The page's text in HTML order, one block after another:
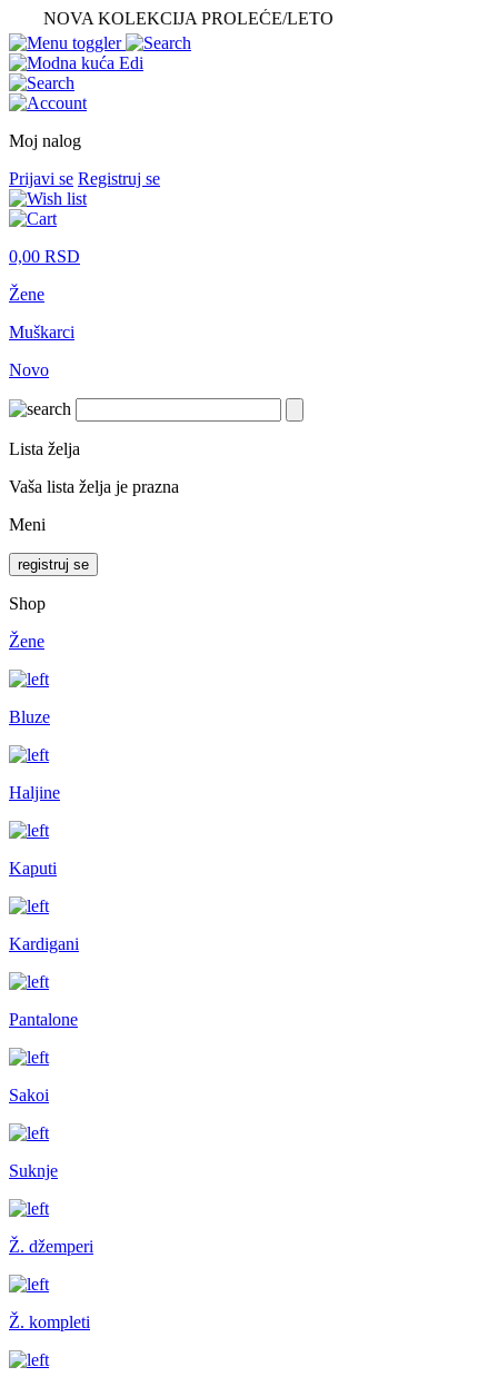
NOVA KOLEKCIJA PROLEĆE/LETO
Moj nalog
Prijavi se Registruj se
0,00 RSD
Žene
Muškarci
Novo
Lista želja
Vaša lista želja je prazna
Meni
registruj se
Shop
Žene
Bluze
Haljine
Kaputi
Kardigani
Pantalone
Sakoi
Suknje
Ž. džemperi
Ž. kompleti